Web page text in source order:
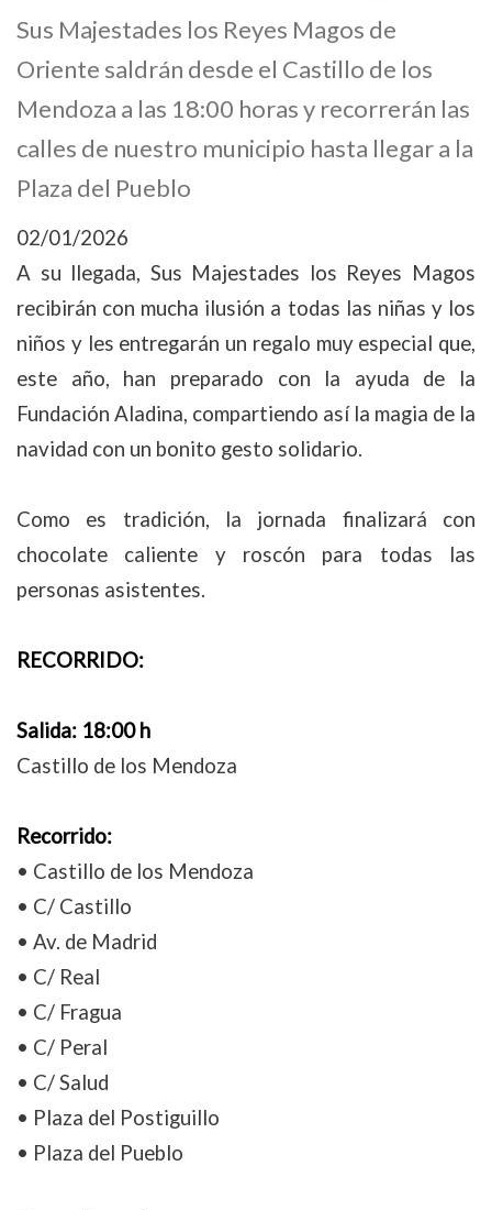
Sus Majestades los Reyes Magos de
Oriente saldrán desde el Castillo de los
Mendoza a las 18:00 horas y recorrerán las
calles de nuestro municipio hasta llegar a la
Plaza del Pueblo
02/01/2026
A su llegada, Sus Majestades los Reyes Magos
recibirán con mucha ilusión a todas las niñas y los
niños y les entregarán un regalo muy especial que,
este año, han preparado con la ayuda de la
Fundación Aladina, compartiendo así la magia de la
navidad con un bonito gesto solidario.
Como es tradición, la jornada finalizará con
chocolate caliente y roscón para todas las
personas asistentes.
RECORRIDO:
Salida: 18:00 h
Castillo de los Mendoza
Recorrido:
• Castillo de los Mendoza
• C/ Castillo
• Av. de Madrid
• C/ Real
• C/ Fragua
• C/ Peral
• C/ Salud
• Plaza del Postiguillo
• Plaza del Pueblo